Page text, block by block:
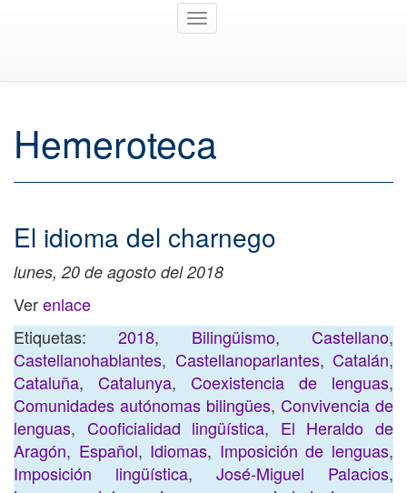
Toggle
Hemeroteca
El idioma del charnego
lunes, 20 de agosto del 2018
Verenlace
Etiquetas:2018, Bilingüismo,Castellano,
Castellanohablantes, Castellanoparlantes, Catalán,
Cataluña, Catalunya, Coexistencia de lenguas,
Comunidades autónomas bilingües, Convivencia de
lenguas, Cooficialidad lingüística, El Heraldo de
Aragón, Español, Idiomas, Imposición de lenguas,
Imposición lingüística, José-Miguel Palacios,